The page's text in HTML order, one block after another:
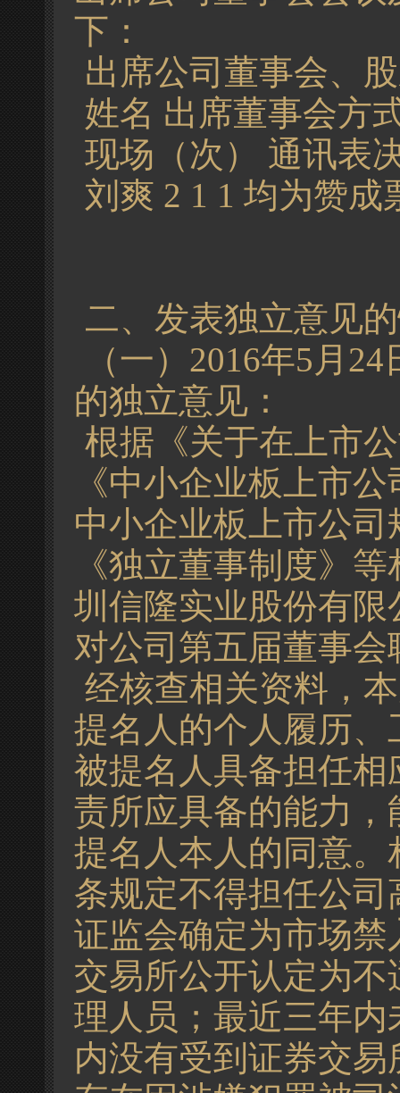
下：
出席公司董事会、
姓名 出席董事会方
现场（次） 通讯表
刘爽 2 1 1 均为赞成
二、发表独立意见
（一）2016年5月
的独立意见：
根据《关于在上市
《中小企业板上市
中小企业板上市公
《独立董事制度》
圳信隆实业股份有
对公司第五届董事
经核查相关资料，
提名人的个人履历
被提名人具备担任
责所应具备的能力
提名人本人的同意
条规定不得担任公
证监会确定为市场
交易所公开认定为
理人员；最近三年
内没有受到证券交